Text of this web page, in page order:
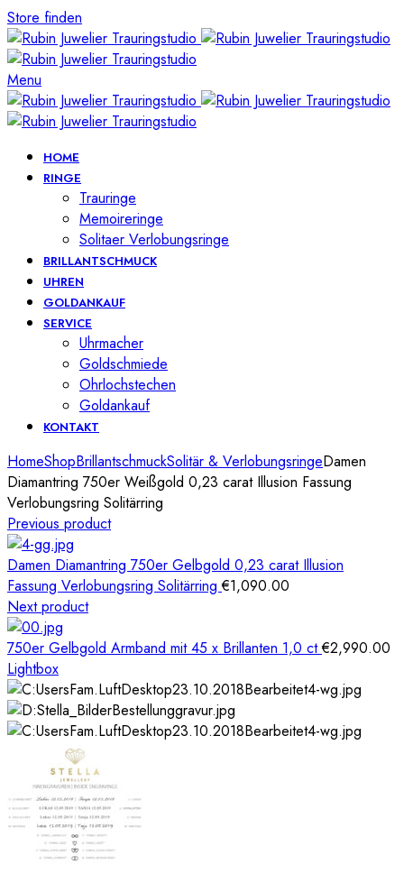
Store finden
Menu
HOME
RINGE
Trauringe
Memoireringe
Solitaer Verlobungsringe
BRILLANTSCHMUCK
UHREN
GOLDANKAUF
SERVICE
Uhrmacher
Goldschmiede
Ohrlochstechen
Goldankauf
KONTAKT
HomeShopBrillantschmuckSolitär & VerlobungsringeDamen
Diamantring 750er Weißgold 0,23 carat Illusion Fassung
Verlobungsring Solitärring
Previous product
Damen Diamantring 750er Gelbgold 0,23 carat Illusion
Fassung Verlobungsring Solitärring€1,090.00
Next product
750er Gelbgold Armband mit 45 x Brillanten 1,0 ct€2,990.00
Lightbox